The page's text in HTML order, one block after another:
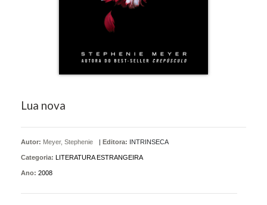
Lua nova
Autor: Meyer, Stephenie Editora: INTRINSECA
Categoria: LITERATURA ESTRANGEIRA
Ano: 2008